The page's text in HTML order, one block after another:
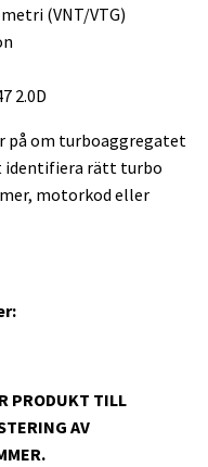
(VNT/VTG)
2.0D
på om turboaggregatet
identifiera rätt turbo
motorkod eller
PRODUKT TILL
AV